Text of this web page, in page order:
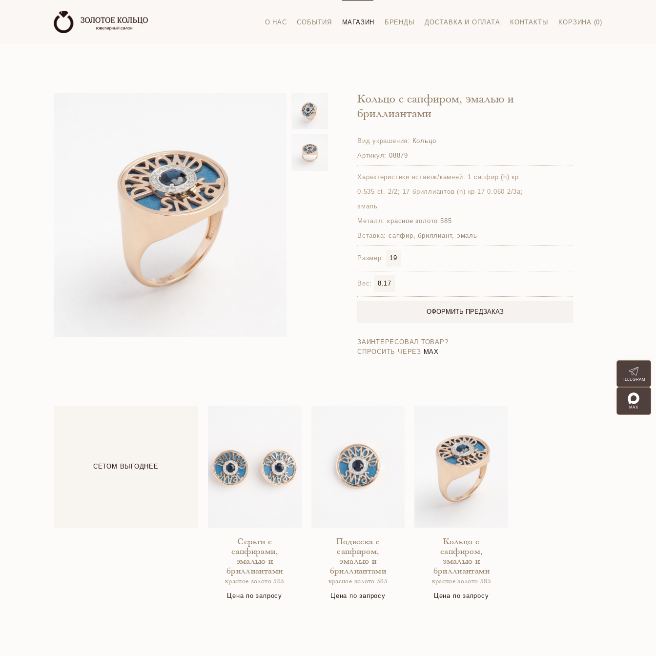
О НАС СОБЫТИЯ МАГАЗИН БРЕНДЫ ДОСТАВКА И ОПЛАТА КОНТАКТЫ КОРЗИНА (0)
Кольцо с сапфиром, эмалью и
бриллиантами
Вид украшения: Кольцо
Артикул: 08879
Характеристики вставок/камней: 1 сапфир (h) кр
0.535 ct. 2/2; 17 бриллиантов (n) кр-17 0.060 2/3а;
эмаль
Металл: красное золото 585
Вставка: сапфир, бриллиант, эмаль
Размер: 19
Вес: 8.17
ОФОРМИТЬ ПРЕДЗАКАЗ
ЗАИНТЕРЕСОВАЛ ТОВАР?
СПРОСИТЬ ЧЕРЕЗ MAX
СЕТОМ ВЫГОДНЕЕ
Серьги с
сапфирами,
эмалью и
бриллиантами
красное золото 585
Цена по запросу
Подвеска с
сапфиром,
эмалью и
бриллиантами
красное золото 585
Цена по запросу
Кольцо с
сапфиром,
эмалью и
бриллиантами
красное золото 585
Цена по запросу
TELEGRAM
MAX